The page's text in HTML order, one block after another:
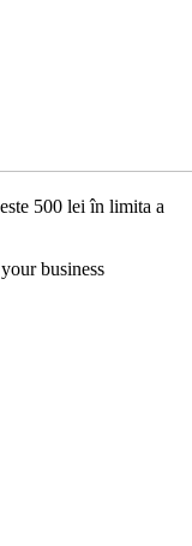
500 lei în limita a
business